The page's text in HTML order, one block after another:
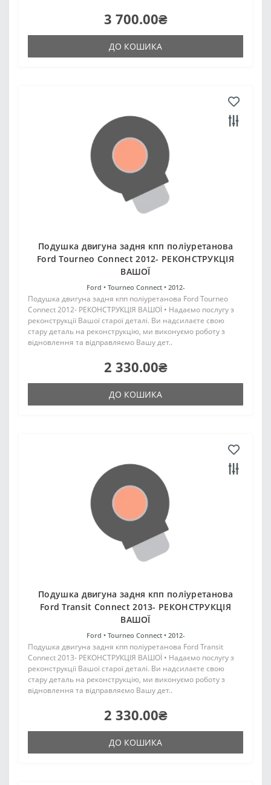
3 700.00₴
ДО КОШИКА
Подушка двигуна задня кпп поліуретанова
Ford Tourneo Connect 2012- РЕКОНСТРУКЦІЯ
ВАШОЇ
Ford • Tourneo Connect • 2012-
Подушка двигуна задня кпп поліуретанова Ford Tourneo
Connect 2012- РЕКОНСТРУКЦІЯ ВАШОЇ • Надаємо послугу з
реконструкції Вашої старої деталі. Ви надсилаєте свою
стару деталь на реконструкцію, ми виконуємо роботу з
відновлення та відправляємо Вашу дет..
2 330.00₴
ДО КОШИКА
Подушка двигуна задня кпп поліуретанова
Ford Transit Connect 2013- РЕКОНСТРУКЦІЯ
ВАШОЇ
Ford • Tourneo Connect • 2012-
Подушка двигуна задня кпп поліуретанова Ford Transit
Connect 2013- РЕКОНСТРУКЦІЯ ВАШОЇ • Надаємо послугу з
реконструкції Вашої старої деталі. Ви надсилаєте свою
стару деталь на реконструкцію, ми виконуємо роботу з
відновлення та відправляємо Вашу дет..
2 330.00₴
ДО КОШИКА